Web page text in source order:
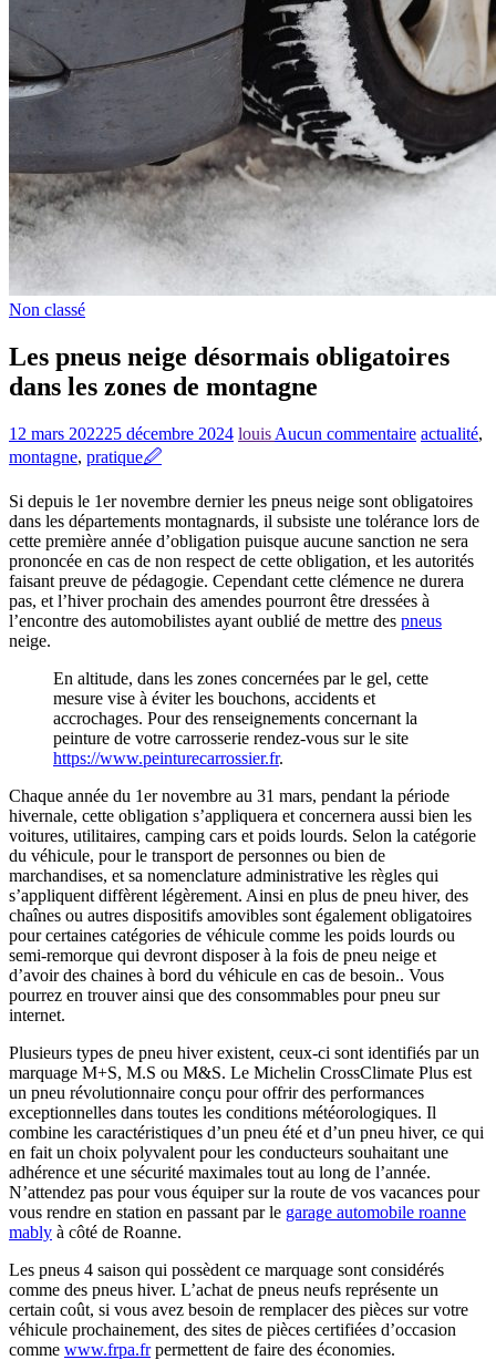
Non classé
Les pneus neige désormais obligatoires
dans les zones de montagne
12 mars 202225 décembre 2024 louis Aucun commentaire actualité,
montagne, pratique🖉
Si depuis le 1er novembre dernier les pneus neige sont obligatoires
dans les départements montagnards, il subsiste une tolérance lors de
cette première année d’obligation puisque aucune sanction ne sera
prononcée en cas de non respect de cette obligation, et les autorités
faisant preuve de pédagogie. Cependant cette clémence ne durera
pas, et l’hiver prochain des amendes pourront être dressées à
l’encontre des automobilistes ayant oublié de mettre des pneus
neige.
En altitude, dans les zones concernées par le gel, cette
mesure vise à éviter les bouchons, accidents et
accrochages. Pour des renseignements concernant la
peinture de votre carrosserie rendez-vous sur le site
https://www.peinturecarrossier.fr.
Chaque année du 1er novembre au 31 mars, pendant la période
hivernale, cette obligation s’appliquera et concernera aussi bien les
voitures, utilitaires, camping cars et poids lourds. Selon la catégorie
du véhicule, pour le transport de personnes ou bien de
marchandises, et sa nomenclature administrative les règles qui
s’appliquent diffèrent légèrement. Ainsi en plus de pneu hiver, des
chaînes ou autres dispositifs amovibles sont également obligatoires
pour certaines catégories de véhicule comme les poids lourds ou
semi-remorque qui devront disposer à la fois de pneu neige et
d’avoir des chaines à bord du véhicule en cas de besoin.. Vous
pourrez en trouver ainsi que des consommables pour pneu sur
internet.
Plusieurs types de pneu hiver existent, ceux-ci sont identifiés par un
marquage M+S, M.S ou M&S. Le Michelin CrossClimate Plus est
un pneu révolutionnaire conçu pour offrir des performances
exceptionnelles dans toutes les conditions météorologiques. Il
combine les caractéristiques d’un pneu été et d’un pneu hiver, ce qui
en fait un choix polyvalent pour les conducteurs souhaitant une
adhérence et une sécurité maximales tout au long de l’année.
N’attendez pas pour vous équiper sur la route de vos vacances pour
vous rendre en station en passant par le garage automobile roanne
mably à côté de Roanne.
Les pneus 4 saison qui possèdent ce marquage sont considérés
comme des pneus hiver. L’achat de pneus neufs représente un
certain coût, si vous avez besoin de remplacer des pièces sur votre
véhicule prochainement, des sites de pièces certifiées d’occasion
comme www.frpa.frpermettent de faire des économies.